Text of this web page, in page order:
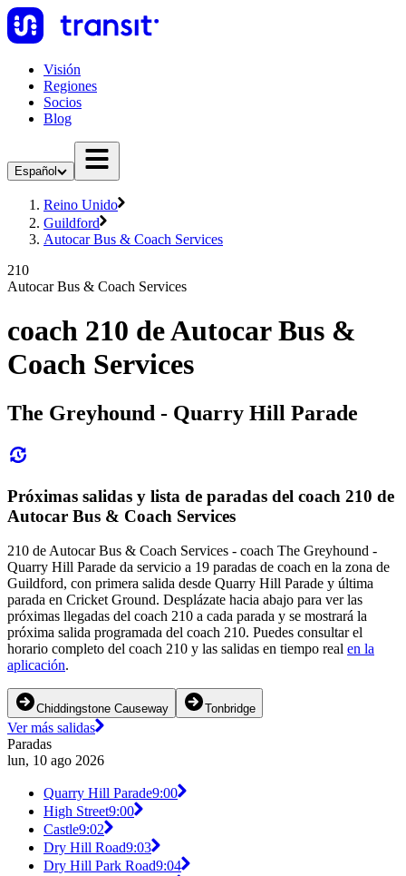
Visión
Regiones
Socios
Blog
Español
Reino Unido
Guildford
Autocar Bus & Coach Services
210
Autocar Bus & Coach Services
coach 210 de Autocar Bus &
Coach Services
The Greyhound - Quarry Hill Parade
Próximas salidas y lista de paradas del coach 210 de
Autocar Bus & Coach Services
210 de Autocar Bus & Coach Services - coach The Greyhound -
Quarry Hill Parade da servicio a 19 paradas de coach en la zona de
Guildford, con primera salida desde Quarry Hill Parade y última
parada en Cricket Ground. Desplázate hacia abajo para ver las
próximas llegadas del coach 210 a cada parada y se mostrará la
próxima salida programada del coach 210. Puedes consultar el
horario completo del coach 210 y las salidas en tiempo real en la
aplicación.
Chiddingstone Causeway Tonbridge
Ver más salidas
Paradas
lun, 10 ago 2026
Quarry Hill Parade9:00
High Street9:00
Castle9:02
Dry Hill Road9:03
Dry Hill Park Road9:04